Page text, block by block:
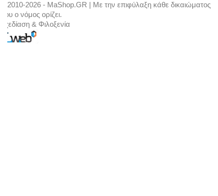
© 2010-2026 - MaShop.GR | Με την επιφύλαξη κάθε δικαιώματος
που ο νόμος ορίζει.
Σχεδίαση & Φιλοξενία